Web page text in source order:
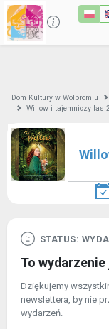
Dom Kultury w Wolbromiu
Willow i tajemniczy las
STATUS:
To wydarzenie
Dziękujemy
newslettera, by nie
wydarzeń.